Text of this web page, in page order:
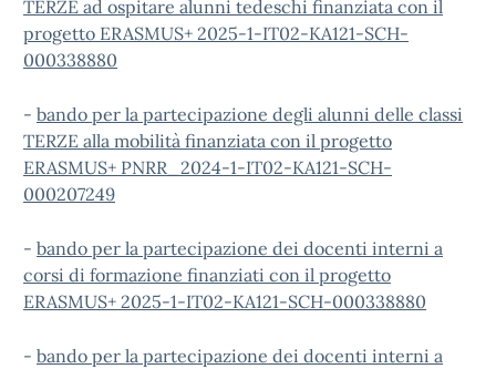
TERZE ad ospitare alunni tedeschi finanziata con il
progetto ERASMUS+ 2025-1-IT02-KA121-SCH-
000338880
- bando per la partecipazione degli alunni delle classi
TERZE alla mobilità finanziata con il progetto
ERASMUS+ PNRR_2024-1-IT02-KA121-SCH-
000207249
- bando per la partecipazione dei docenti interni a
corsi di formazione finanziati con il progetto
ERASMUS+ 2025-1-IT02-KA121-SCH-000338880
- bando per la partecipazione dei docenti interni a